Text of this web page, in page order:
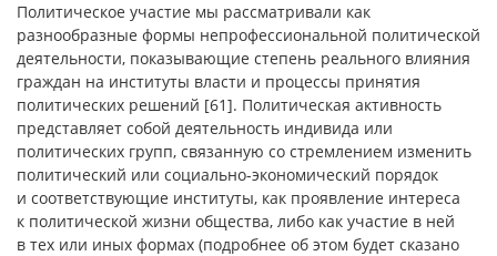
Политическое участие мы рассматривали как
разнообразные формы непрофессиональной политической
деятельности, показывающие степень реального влияния
граждан на институты власти и процессы принятия
политических решений [61]. Политическая активность
представляет собой деятельность индивида или
политических групп, связанную со стремлением изменить
политический или социально-экономический порядок
и соответствующие институты, как проявление интереса
к политической жизни общества, либо как участие в ней
в тех или иных формах (подробнее об этом будет сказано